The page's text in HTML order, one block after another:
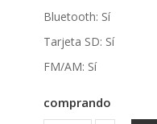
Tarjeta SD: Sí
FM/AM: Sí